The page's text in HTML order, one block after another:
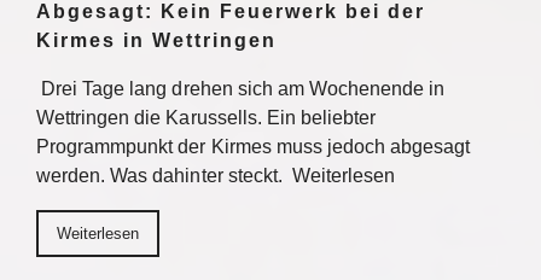
Abgesagt: Kein Feuerwerk bei der
Kirmes in Wettringen
Drei Tage lang drehen sich am Wochenende in
Wettringen die Karussells. Ein beliebter
Programmpunkt der Kirmes muss jedoch abgesagt
werden. Was dahinter steckt. Weiterlesen
Weiterlesen